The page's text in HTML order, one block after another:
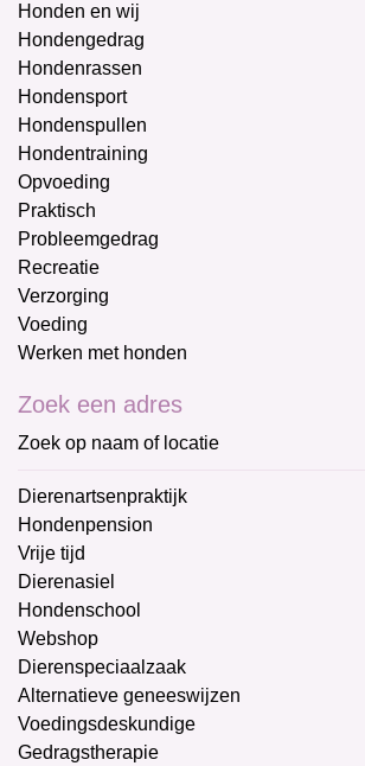
Honden en wij
Hondengedrag
Hondenrassen
Hondensport
Hondenspullen
Hondentraining
Opvoeding
Praktisch
Probleemgedrag
Recreatie
Verzorging
Voeding
Werken met honden
Zoek een adres
Zoek op naam of locatie
Dierenartsenpraktijk
Hondenpension
Vrije tijd
Dierenasiel
Hondenschool
Webshop
Dierenspeciaalzaak
Alternatieve geneeswijzen
Voedingsdeskundige
Gedragstherapie